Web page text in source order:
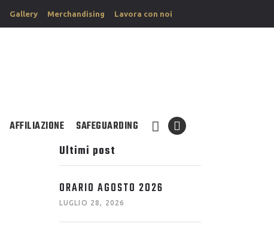
Gallery Merchandising Lavora con noi
AFFILIAZIONE SAFEGUARDING
Ultimi post
ORARIO AGOSTO 2026
LUGLIO 28, 2026